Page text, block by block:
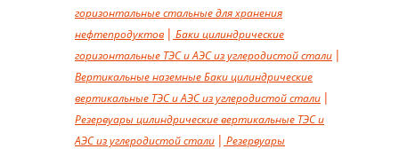
горизонтальные стальные для хранения
нефтепродуктов
Баки цилиндрические
горизонтальные ТЭС и АЭС из углеродистой стали
Вертикальные наземныеБаки цилиндрические
вертикальные ТЭС и АЭС из углеродистой стали
Резервуары цилиндрические вертикальные ТЭС и
АЭС из углеродистой стали
Резервуары